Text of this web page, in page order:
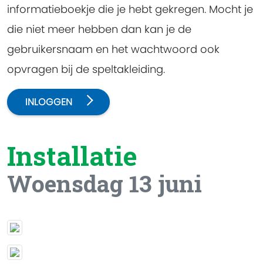
informatieboekje die je hebt gekregen. Mocht je
die niet meer hebben dan kan je de
gebruikersnaam en het wachtwoord ook
opvragen bij de speltakleiding.
INLOGGEN
Installatie
Woensdag 13 juni